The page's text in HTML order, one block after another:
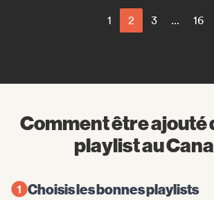
1 2 3 ... 16
Comment être ajouté
playlist au
Choisis les bonnes playlists